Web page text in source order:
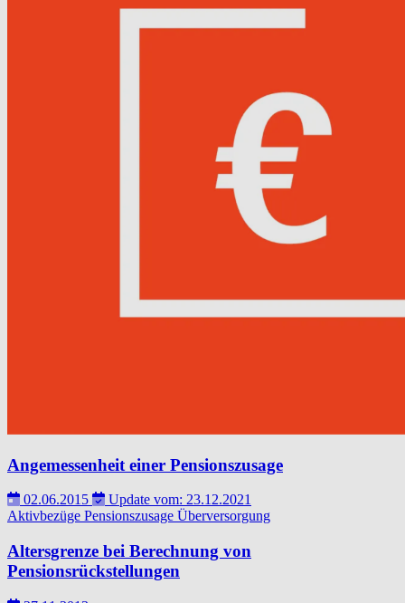
Angemessenheit einer Pensionszusage
02.06.2015
Update vom: 23.12.2021
Aktivbezüge Pensionszusage Überversorgung
Altersgrenze bei Berechnung von
Pensionsrückstellungen